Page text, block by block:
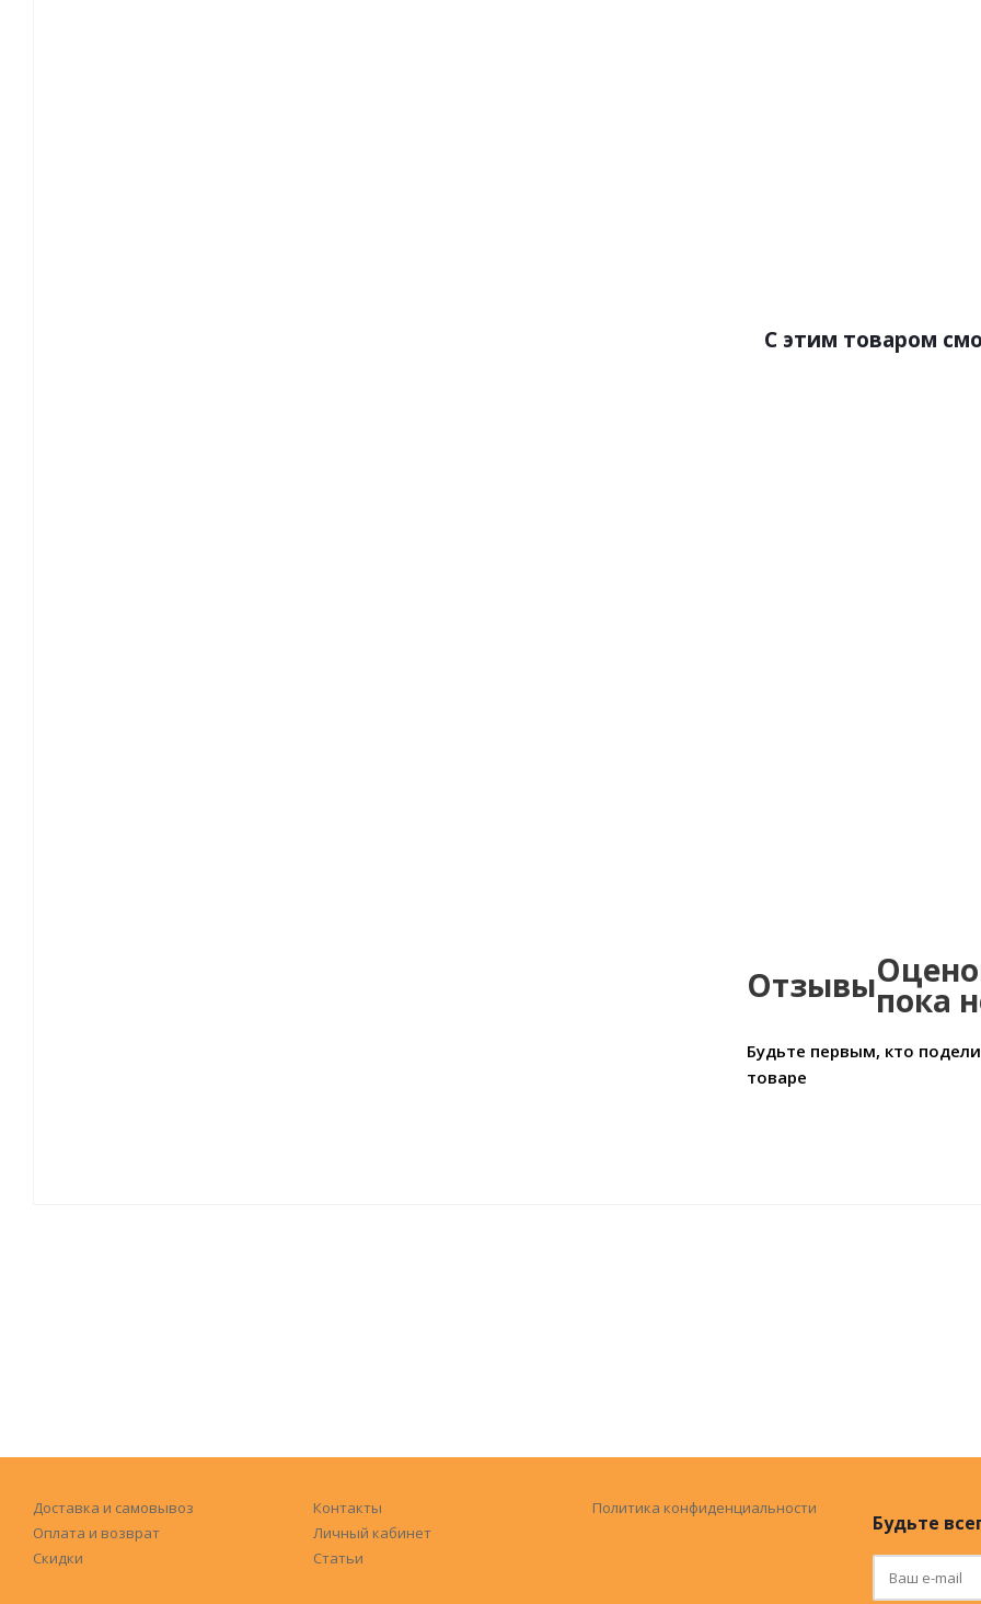
С этим товаром
Отзывыпока
Будьте первым, кто
товаре
Доставка и самовывоз
Оплата и возврат
Скидки
Контакты
Личный кабинет
Статьи
Политика конфиденциальности
Будьте